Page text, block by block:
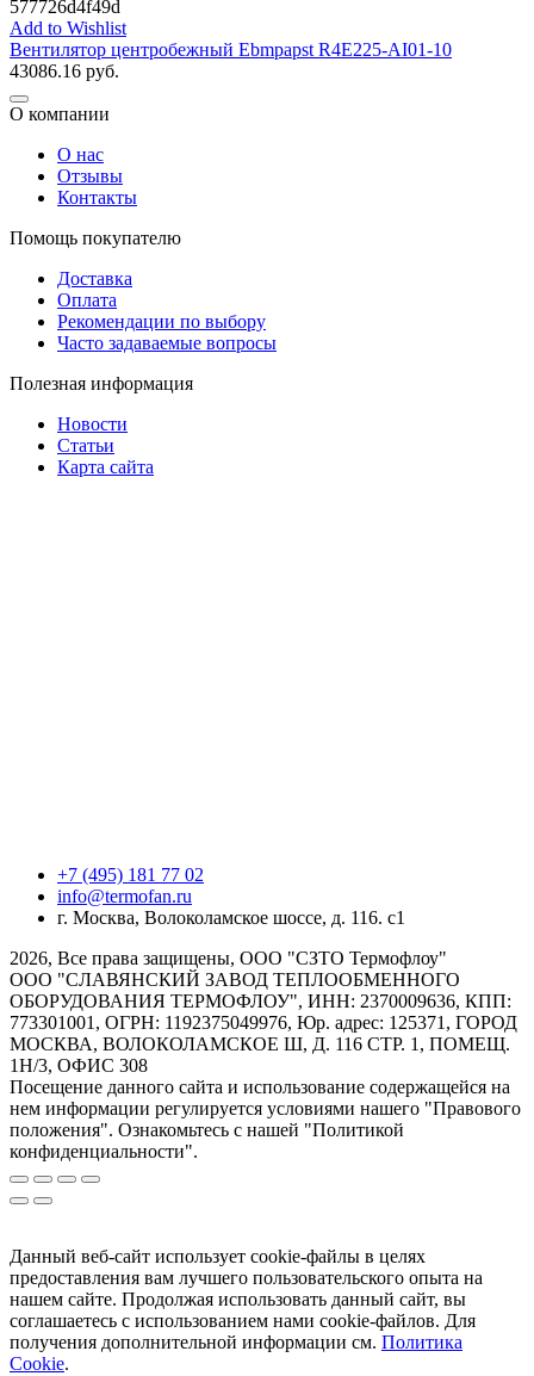
577726d4f49d
Add to Wishlist
Вентилятор центробежный Ebmpapst R4E225-AI01-10
43086.16 руб.
О компании
О нас
Отзывы
Контакты
Помощь покупателю
Доставка
Оплата
Рекомендации по выбору
Часто задаваемые вопросы
Полезная информация
Новости
Статьи
Карта сайта
+7 (495) 181 77 02
info@termofan.ru
г. Москва, Волоколамское шоссе, д. 116. с1
2026, Все права защищены, ООО "СЗТО Термофлоу"
ООО "СЛАВЯНСКИЙ ЗАВОД ТЕПЛООБМЕННОГО
ОБОРУДОВАНИЯ ТЕРМОФЛОУ", ИНН: 2370009636, КПП:
773301001, ОГРН: 1192375049976, Юр. адрес: 125371, ГОРОД
МОСКВА, ВОЛОКОЛАМСКОЕ Ш, Д. 116 СТР. 1, ПОМЕЩ.
1Н/3, ОФИС 308
Посещение данного сайта и использование содержащейся на
нем информации регулируется условиями нашего "Правового
положения". Ознакомьтесь с нашей "Политикой
конфиденциальности".
Данный веб-сайт использует cookie-файлы в целях
предоставления вам лучшего пользовательского опыта на
нашем сайте. Продолжая использовать данный сайт, вы
соглашаетесь с использованием нами cookie-файлов. Для
получения дополнительной информации см. Политика
Cookie.